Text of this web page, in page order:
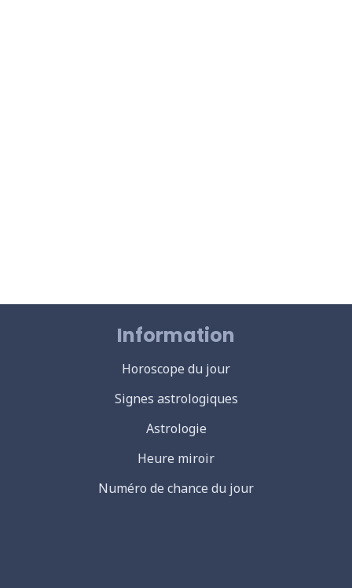
Information
Horoscope du jour
Signes astrologiques
Astrologie
Heure miroir
Numéro de chance du jour